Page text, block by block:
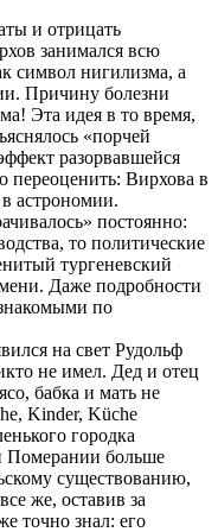
и отрицать
занимался всю
символ нигилизма, а
Причину болезни
Эта идея в то время,
«порчей
разорвавшейся
переоценить: Вирхова в
астрономии.
постоянно:
то политические
тургеневский
Даже подробности
по
на свет Рудольф
не имел. Дед и отец
бабка и мать не
Kinder, Küche
городка
Померании больше
существованию,
же, оставив за
точно знал: его